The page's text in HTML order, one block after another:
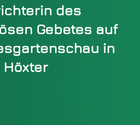
des
Gebetes auf
in
Höxter